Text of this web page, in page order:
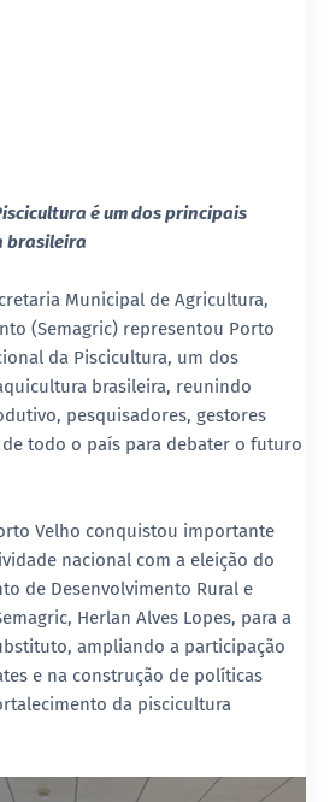
é um dos principais
brasileira
Municipal de Agricultura,
(Semagric) representou Porto
da Piscicultura, um dos
brasileira, reunindo
pesquisadores, gestores
todo o país para debater o futuro
Velho conquistou importante
nacional com a eleição do
de Desenvolvimento Rural e
Herlan Alves Lopes, para a
ampliando a participação
e na construção de políticas
da piscicultura